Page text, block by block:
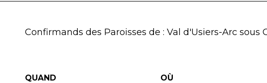
Confirmands des Paroisses de : Val d'Usiers-Arc
QUAND OÙ